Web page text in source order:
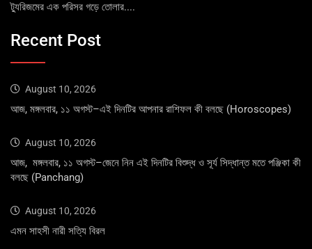
ট্যুরিজমের এক পরিসর গড়ে তোলার....
Recent Post
August 10, 2026
আজ, মঙ্গলবার, ১১ অগস্ট–এই দিনটির আপনার রাশিফল কী বলছে (Horoscopes)
August 10, 2026
আজ, মঙ্গলবার, ১১ অগস্ট–জেনে নিন এই দিনটির বিশুদ্ধ ও সূর্য সিদ্ধান্ত মতে পঞ্জিকা কী
বলছে (Panchang)
August 10, 2026
এমন সাহসী নারী সত্যি বিরল